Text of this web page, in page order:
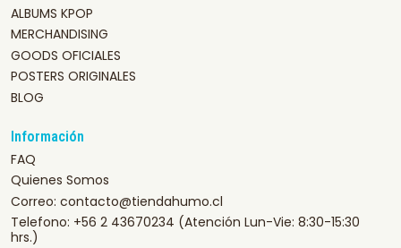
ALBUMS KPOP
MERCHANDISING
GOODS OFICIALES
POSTERS ORIGINALES
BLOG
Información
FAQ
Quienes Somos
Correo: contacto@tiendahumo.cl
Telefono: +56 2 43670234 (Atención Lun-Vie: 8:30-15:30
hrs.)